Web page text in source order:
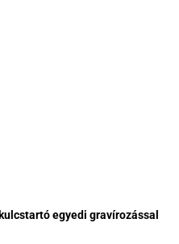
egyedi gravírozással